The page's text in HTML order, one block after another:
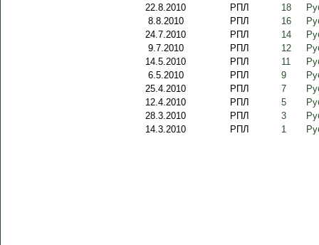
22.8.2010
РПЛ 18
8.8.2010
РПЛ 16
24.7.2010
РПЛ 14
9.7.2010
РПЛ 12
14.5.2010
РПЛ 11
6.5.2010
РПЛ 9
25.4.2010
РПЛ 7
12.4.2010
РПЛ 5
28.3.2010
РПЛ 3
14.3.2010
РПЛ 1